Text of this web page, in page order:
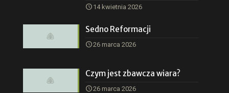
14 kwietnia 2026
Sedno Reformacji
26 marca 2026
Czym jest zbawcza wiara?
26 marca 2026